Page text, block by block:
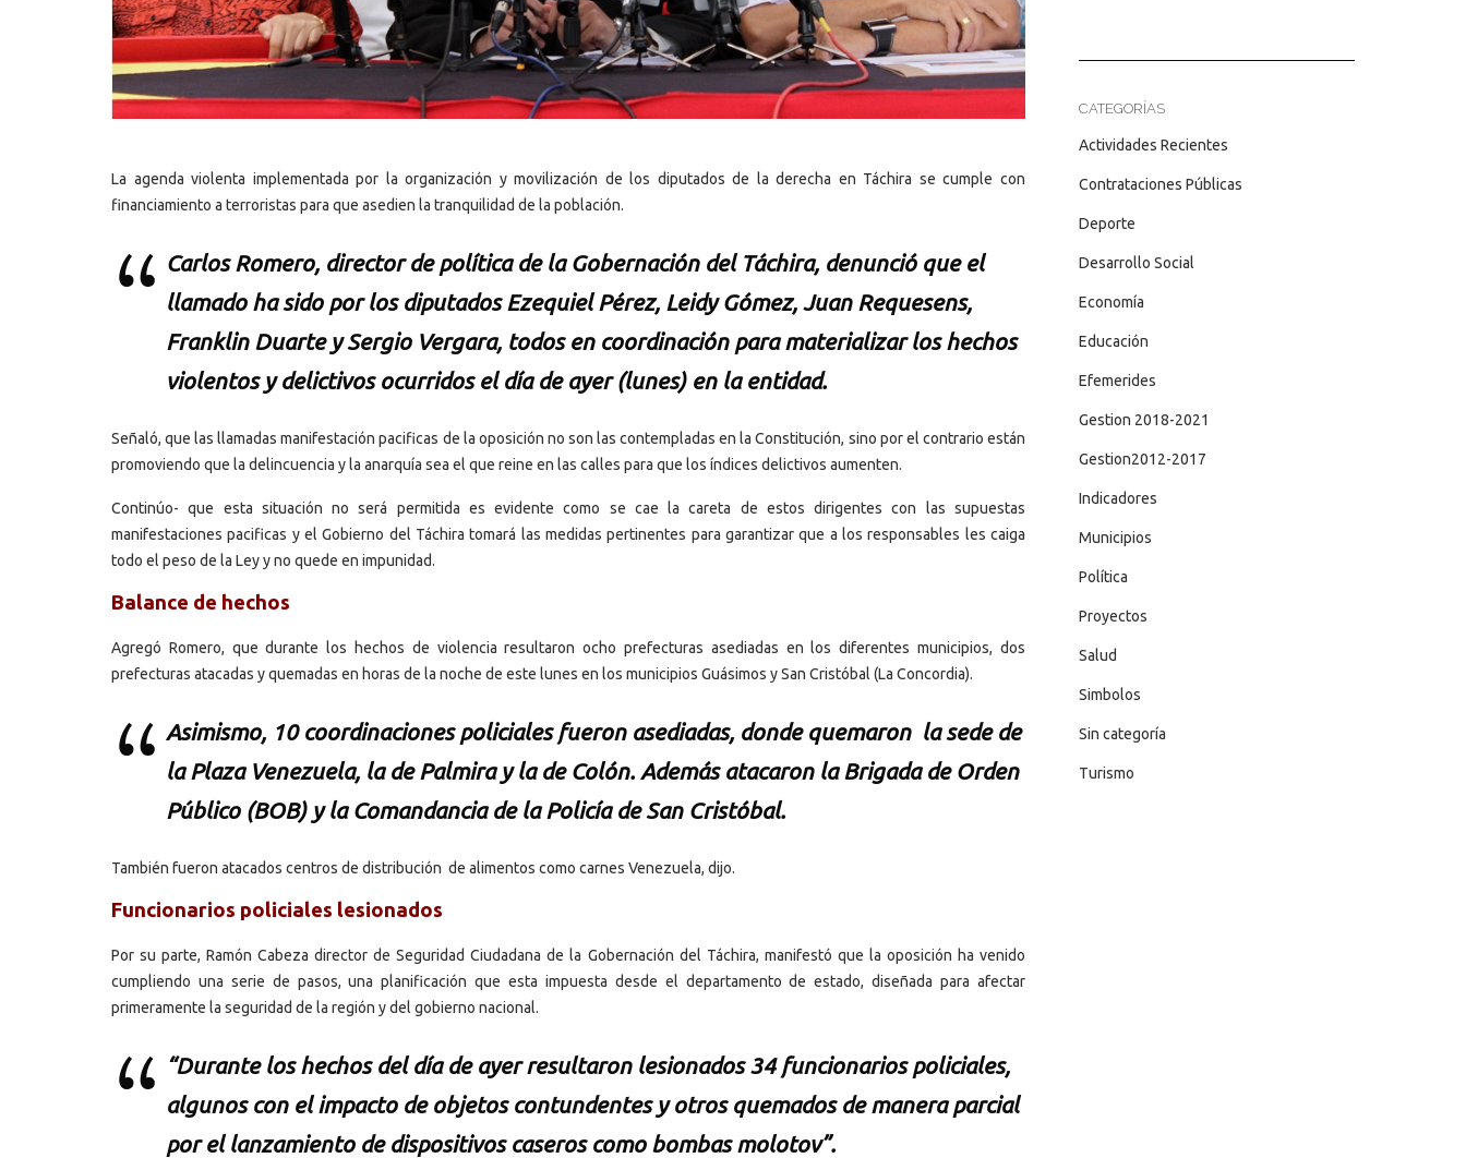
La agenda violenta implementada por la organización y movilización de los diputados de la derecha en Táchira se cumple con
financiamiento a terroristas para que asedien la tranquilidad de la población.
Carlos Romero, director de política de la Gobernación del Táchira, denunció que el
llamado ha sido por los diputados Ezequiel Pérez, Leidy Gómez, Juan Requesens,
Franklin Duarte y Sergio Vergara, todos en coordinación para materializar los hechos
violentos y delictivos ocurridos el día de ayer (lunes) en la entidad.
Señaló, que las llamadas manifestación pacificas de la oposición no son las contempladas en la Constitución, sino por el contrario están
promoviendo que la delincuencia y la anarquía sea el que reine en las calles para que los índices delictivos aumenten.
Continúo- que esta situación no será permitida es evidente como se cae la careta de estos dirigentes con las supuestas
manifestaciones pacificas y el Gobierno del Táchira tomará las medidas pertinentes para garantizar que a los responsables les caiga
todo el peso de la Ley y no quede en impunidad.
Balance de hechos
Agregó Romero, que durante los hechos de violencia resultaron ocho prefecturas asediadas en los diferentes municipios, dos
prefecturas atacadas y quemadas en horas de la noche de este lunes en los municipios Guásimos y San Cristóbal (La Concordia).
Asimismo, 10 coordinaciones policiales fueron asediadas, donde quemaron la sede de
la Plaza Venezuela, la de Palmira y la de Colón. Además atacaron la Brigada de Orden
Público (BOB) y la Comandancia de la Policía de San Cristóbal.
También fueron atacados centros de distribución de alimentos como carnes Venezuela, dijo.
Funcionarios policiales lesionados
Por su parte, Ramón Cabeza director de Seguridad Ciudadana de la Gobernación del Táchira, manifestó que la oposición ha venido
cumpliendo una serie de pasos, una planificación que esta impuesta desde el departamento de estado, diseñada para afectar
primeramente la seguridad de la región y del gobierno nacional.
“Durante los hechos del día de ayer resultaron lesionados 34 funcionarios policiales,
algunos con el impacto de objetos contundentes y otros quemados de manera parcial
por el lanzamiento de dispositivos caseros como bombas molotov”.
CATEGORÍAS
Actividades Recientes
Contrataciones Públicas
Deporte
Desarrollo Social
Economía
Educación
Efemerides
Gestion 2018-2021
Gestion2012-2017
Indicadores
Municipios
Política
Proyectos
Salud
Simbolos
Sin categoría
Turismo